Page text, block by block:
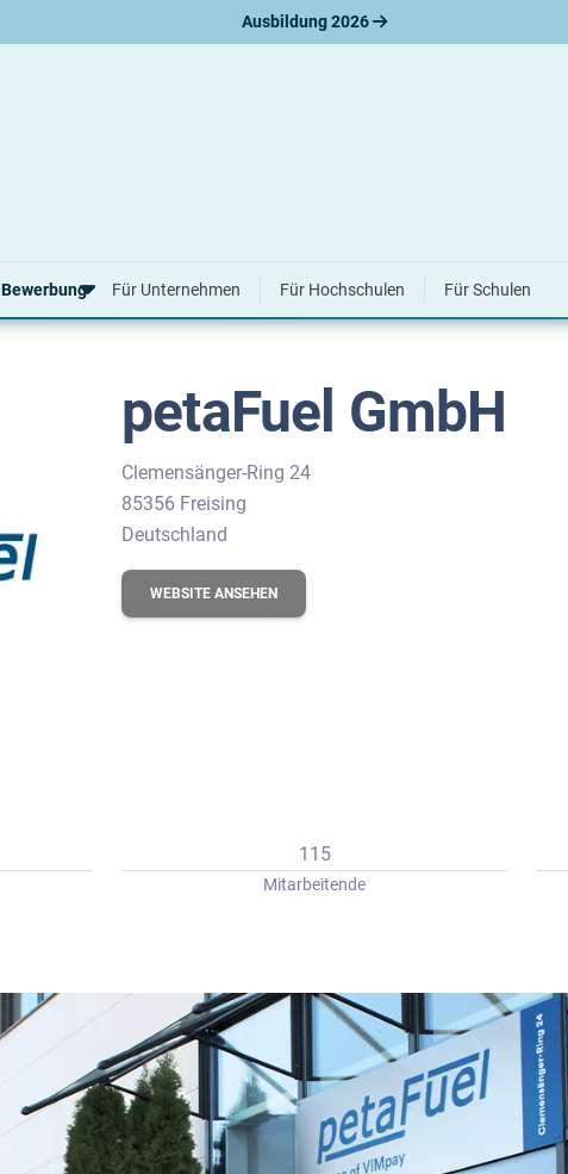
Ausbildung 2026
Bewerbung
Vorstellungsgespräch
Bewerbungs-Check
Für Unternehmen Für Hochschulen Für Schulen
petaFuel GmbH
Clemensänger-Ring 24
85356 Freising
Deutschland
WEBSITE ANSEHEN
115
Mitarbeitende